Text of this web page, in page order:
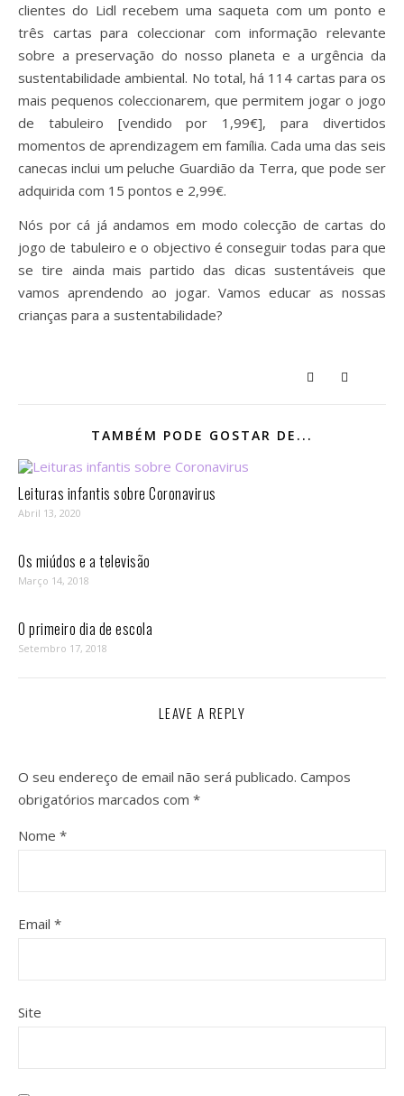
clientes do Lidl recebem uma saqueta com um ponto e
três cartas para coleccionar com informação relevante
sobre a preservação do nosso planeta e a urgência da
sustentabilidade ambiental. No total, há 114 cartas para os
mais pequenos coleccionarem, que permitem jogar o jogo
de tabuleiro [vendido por 1,99€], para divertidos
momentos de aprendizagem em família. Cada uma das seis
canecas inclui um peluche Guardião da Terra, que pode ser
adquirida com 15 pontos e 2,99€.
Nós por cá já andamos em modo colecção de cartas do
jogo de tabuleiro e o objectivo é conseguir todas para que
se tire ainda mais partido das dicas sustentáveis que
vamos aprendendo ao jogar. Vamos educar as nossas
crianças para a sustentabilidade?
TAMBÉM PODE GOSTAR DE...
Leituras infantis sobre Coronavirus
Abril 13, 2020
Os miúdos e a televisão
Março 14, 2018
O primeiro dia de escola
Setembro 17, 2018
LEAVE A REPLY
O seu endereço de email não será publicado. Campos
obrigatórios marcados com *
Nome *
Email *
Site